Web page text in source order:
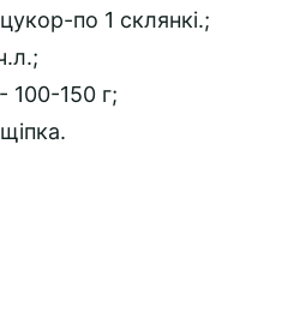
по 1 склянкі.;
100-150 г;